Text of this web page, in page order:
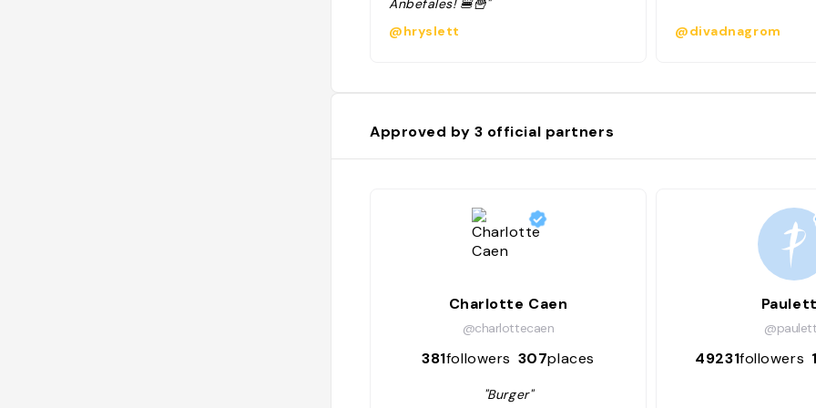
Anbefales! 🍔🍟"
@hryslett
@divadnagrom
Approved by 3 official partners
Charlotte Caen
@charlottecaen
381followers 307places
"Burger"
49231followers